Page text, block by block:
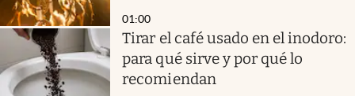
01:00
Tirar el café usado en el inodoro:
para qué sirve y por qué lo
recomiendan